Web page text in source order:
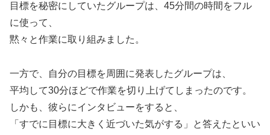
目標を秘密にしていたグループは、45分間の時間をフル
に使って、
黙々と作業に取り組みました。
一方で、自分の目標を周囲に発表したグループは、
平均して30分ほどで作業を切り上げてしまったのです。
しかも、彼らにインタビューをすると、
「すでに目標に大きく近づいた気がする」と答えたといい